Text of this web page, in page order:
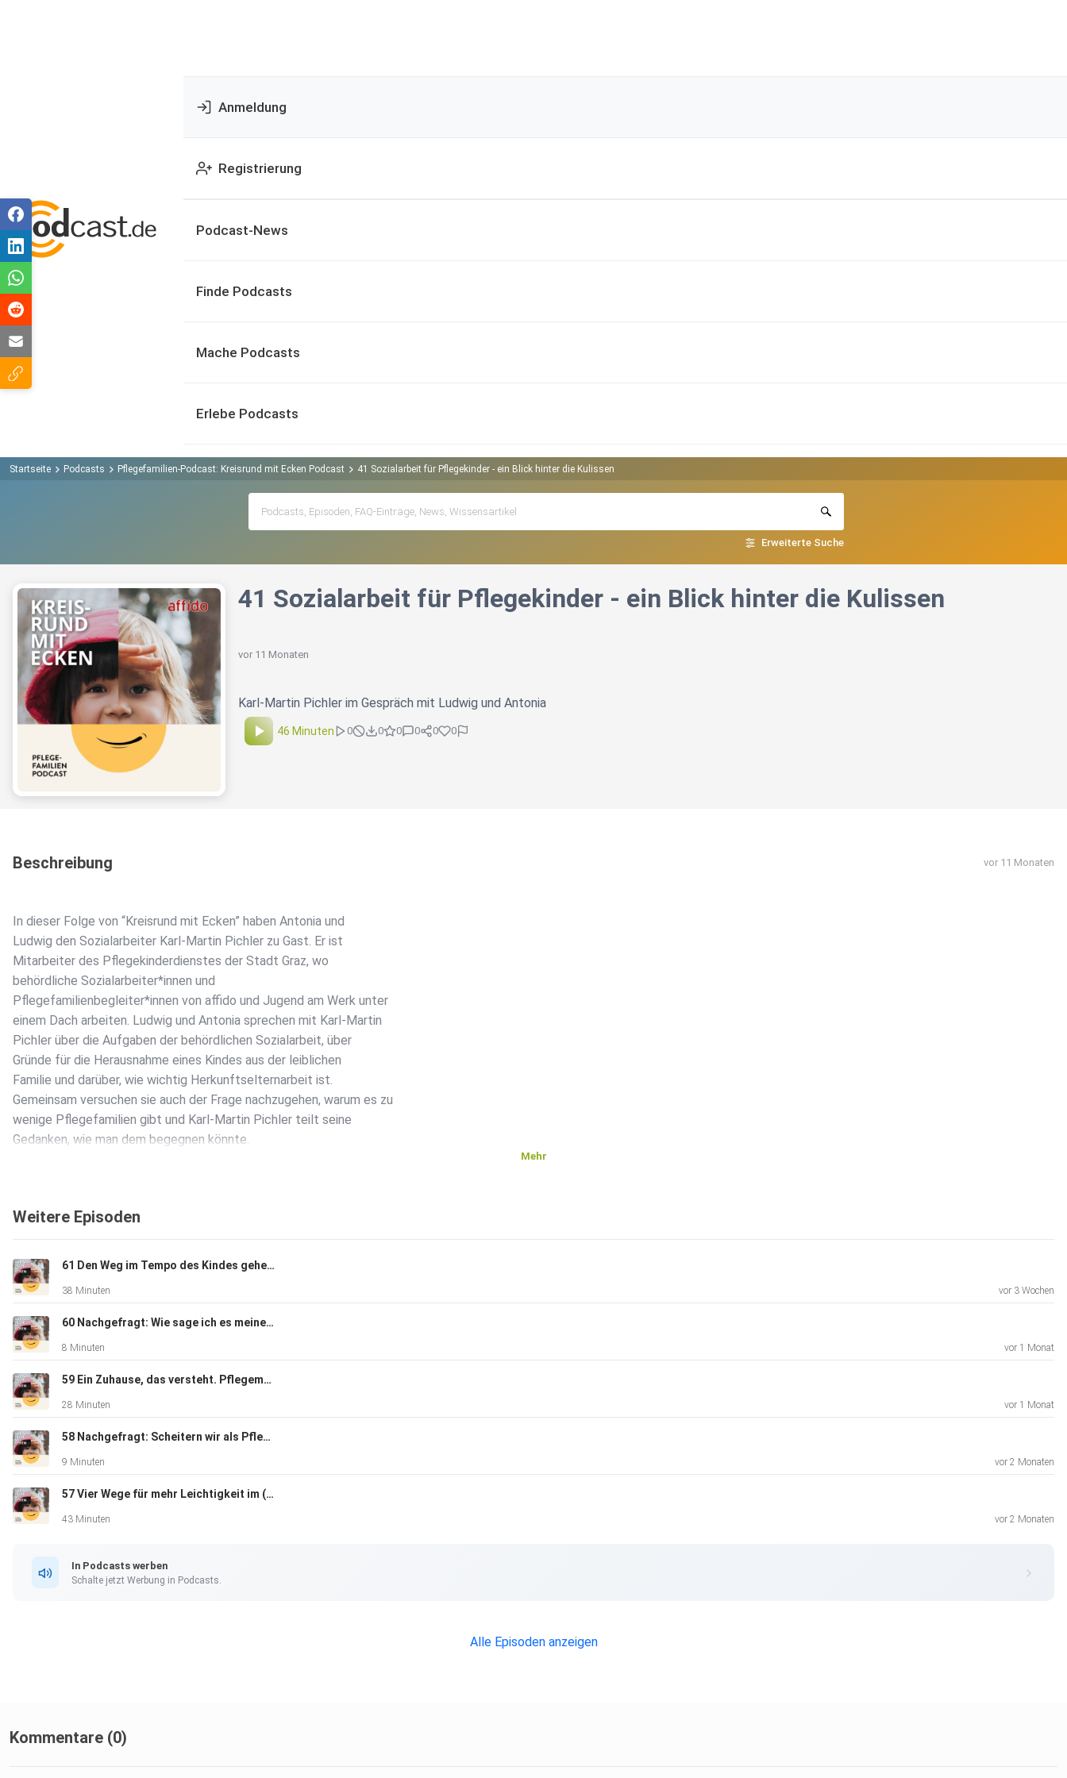
Anmeldung
Registrierung
Podcast-News
Finde Podcasts
Mache Podcasts
Erlebe Podcasts
Startseite Podcasts Pflegefamilien-Podcast: Kreisrund mit Ecken Podcast 41 Sozialarbeit für Pflegekinder - ein Blick hinter die Kulissen
Erweiterte Suche
41 Sozialarbeit für Pflegekinder - ein Blick hinter die Kulissen
vor 11 Monaten
Karl-Martin Pichler im Gespräch mit Ludwig und Antonia
46 Minuten 0 0 0 0 0 0
Beschreibung vor 11 Monaten
In dieser Folge von “Kreisrund mit Ecken” haben Antonia und
Ludwig den Sozialarbeiter Karl-Martin Pichler zu Gast. Er ist
Mitarbeiter des Pflegekinderdienstes der Stadt Graz, wo
behördliche Sozialarbeiter*innen und
Pflegefamilienbegleiter*innen von affido und Jugend am Werk unter
einem Dach arbeiten. Ludwig und Antonia sprechen mit Karl-Martin
Pichler über die Aufgaben der behördlichen Sozialarbeit, über
Gründe für die Herausnahme eines Kindes aus der leiblichen
Familie und darüber, wie wichtig Herkunftselternarbeit ist.
Gemeinsam versuchen sie auch der Frage nachzugehen, warum es zu
wenige Pflegefamilien gibt und Karl-Martin Pichler teilt seine
Gedanken, wie man dem begegnen könnte.
Folge:
Stadt Graz Bürgerservice: Pflegefamilien in Graz
Pflegekinderdienst der Stadt Graz
der Zeitung „Mein Bezirk“.
In zwei Folgen des Podcasts der Stadt Graz spricht die Leiterin
Credits:
Mehr
Weitere Episoden
61 Den Weg im Tempo des Kindes gehen. Übergänge und Ankommen in der Pflegefamilie.
38 Minuten vor 3 Wochen
60 Nachgefragt: Wie sage ich es meinem Adoptivkind?
8 Minuten vor 1 Monat
59 Ein Zuhause, das versteht. Pflegemama eines autistischen Pflegesohns und Autismus-Trainerin.
28 Minuten vor 1 Monat
58 Nachgefragt: Scheitern wir als Pflegefamilie?
9 Minuten vor 2 Monaten
57 Vier Wege für mehr Leichtigkeit im (Pflege-)Familienalltag
43 Minuten vor 2 Monaten
In Podcasts werben
Schalte jetzt Werbung in Podcasts.
Alle Episoden anzeigen
Kommentare (0)